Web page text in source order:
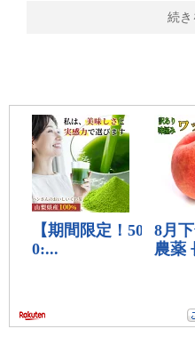
続き